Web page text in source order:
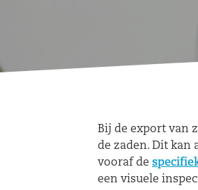
Bij de export van
de zaden. Dit
vooraf de
een visuele